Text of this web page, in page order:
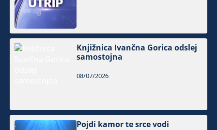
Knjižnica Ivančna Gorica odslej
samostojna
08/07/2026
Pojdi kamor te srce vodi